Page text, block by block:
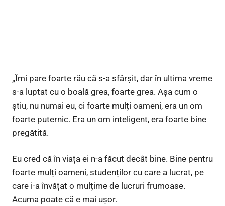
„Îmi pare foarte rău că s-a sfârșit, dar în ultima vreme
s-a luptat cu o boală grea, foarte grea. Așa cum o
știu, nu numai eu, ci foarte mulți oameni, era un om
foarte puternic. Era un om inteligent, era foarte bine
pregătită.
Eu cred că în viața ei n-a făcut decât bine. Bine pentru
foarte mulți oameni, studenților cu care a lucrat, pe
care i-a învățat o mulțime de lucruri frumoase.
Acuma poate că e mai ușor.